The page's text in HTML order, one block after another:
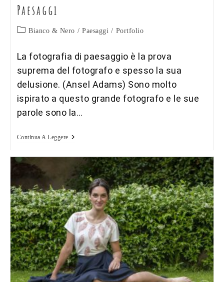
Paesaggi
Categoria
Bianco & Nero / Paesaggi / Portfolio
La fotografia di paesaggio è la prova
suprema del fotografo e spesso la sua
delusione. (Ansel Adams) Sono molto
ispirato a questo grande fotografo e le sue
parole sono la…
Continua A LeggerePaesaggi